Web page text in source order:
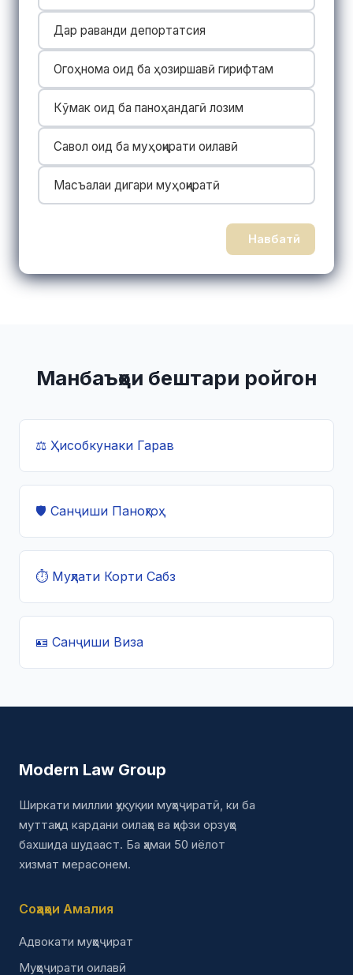
Дар раванди депортатсия
Огоҳнома оид ба ҳозиршавӣ гирифтам
Кӯмак оид ба паноҳандагӣ лозим
Савол оид ба муҳоҷирати оилавӣ
Масъалаи дигари муҳоҷиратӣ
Навбатӣ
Манбаъҳои бештари ройгон
⚖️ Ҳисобкунаки Гарав
🛡️ Санҷиши Паноҳгоҳ
⏱️ Муҳлати Корти Сабз
🪪 Санҷиши Виза
Modern Law Group
Ширкати миллии ҳуқуқии муҳоҷиратӣ, ки ба
муттаҳид кардани оилаҳо ва ҳифзи орзуҳо
бахшида шудааст. Ба ҳамаи 50 иёлот
хизмат мерасонем.
Соҳаҳои Амалия
Адвокати муҳоҷират
Муҳоҷирати оилавӣ